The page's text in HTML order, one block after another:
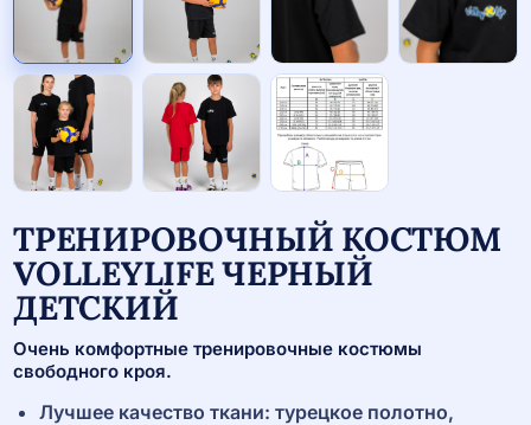
ТРЕНИРОВОЧНЫЙ КОСТЮМ
VOLLEYLIFE ЧЕРНЫЙ
ДЕТСКИЙ
Очень комфортные тренировочные костюмы
свободного кроя.
Лучшее качество ткани: турецкое полотно,